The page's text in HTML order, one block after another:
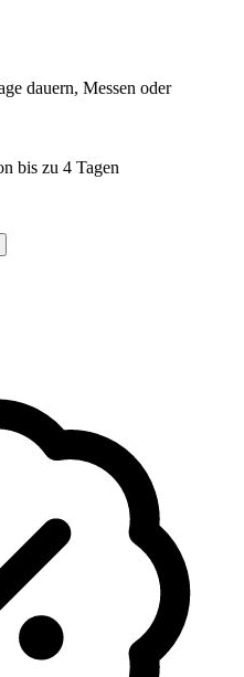
dauern, Messen oder
bis zu 4 Tagen